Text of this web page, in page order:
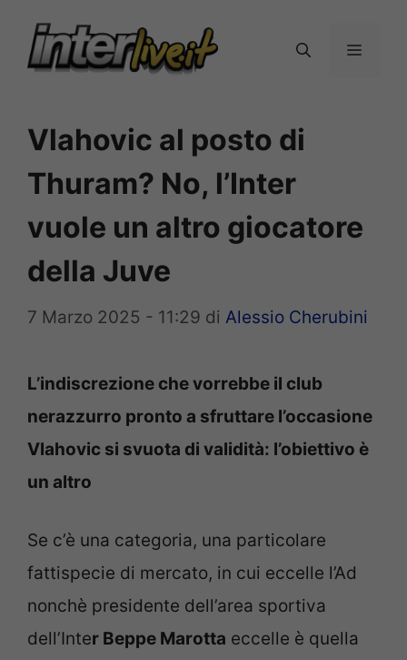
Menu
Vlahovic al posto di
Thuram? No, l’Inter
vuole un altro giocatore
della Juve
7 Marzo 2025 - 11:29 di Alessio Cherubini
L’indiscrezione che vorrebbe il club
nerazzurro pronto a sfruttare l’occasione
Vlahovic si svuota di validità: l’obiettivo è
un altro
Se c’è una categoria, una particolare
fattispecie di mercato, in cui eccelle l’Ad
nonchè presidente dell’area sportiva
dell’Inter Beppe Marotta eccelle è quella